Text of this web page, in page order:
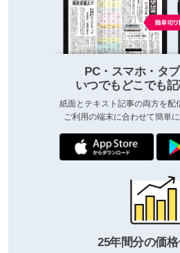
PC・スマホ・タ
いつでもどこでも
紙面とテキスト記事の両方を配
ご利用の端末に合わせて簡単
25年間分の価